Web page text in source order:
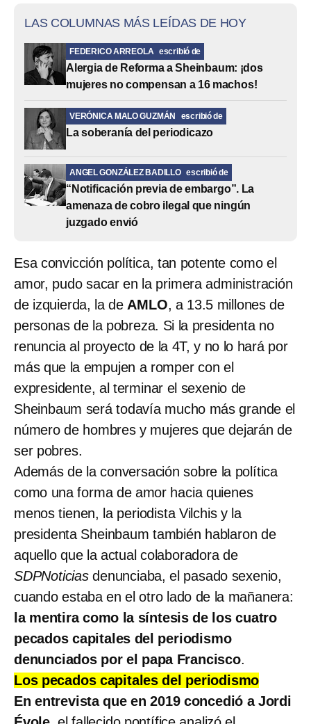
LAS COLUMNAS MÁS LEÍDAS DE HOY
FEDERICO ARREOLA escribió de
Alergia de Reforma a Sheinbaum: ¡dos
mujeres no compensan a 16 machos!
VERÓNICA MALO GUZMÁN escribió de
La soberanía del periodicazo
ANGEL GONZÁLEZ BADILLO escribió de
“Notificación previa de embargo”. La
amenaza de cobro ilegal que ningún
juzgado envió
Esa convicción política, tan potente como el
amor, pudo sacar en la primera administración
de izquierda, la de AMLO, a 13.5 millones de
personas de la pobreza. Si la presidenta no
renuncia al proyecto de la 4T, y no lo hará por
más que la empujen a romper con el
expresidente, al terminar el sexenio de
Sheinbaum será todavía mucho más grande el
número de hombres y mujeres que dejarán de
ser pobres.
Además de la conversación sobre la política
como una forma de amor hacia quienes
menos tienen, la periodista Vilchis y la
presidenta Sheinbaum también hablaron de
aquello que la actual colaboradora de
SDPNoticiasdenunciaba, el pasado sexenio,
cuando estaba en el otro lado de la mañanera:
la mentira como la síntesis de los cuatro
pecados capitales del periodismo
denunciados por el papa Francisco.
Los pecados capitales del periodismo
En entrevista que en 2019 concedió a Jordi